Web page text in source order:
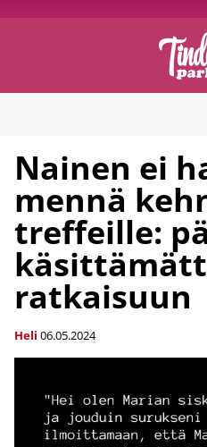
Nainen ei
mennä
treffeille:
ratkaisuun
Heli 06.05.2024